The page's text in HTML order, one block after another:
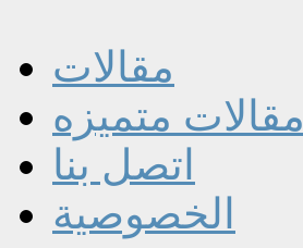
مقالات
مقالات متميزه
اتصل بنا
الخصوصية